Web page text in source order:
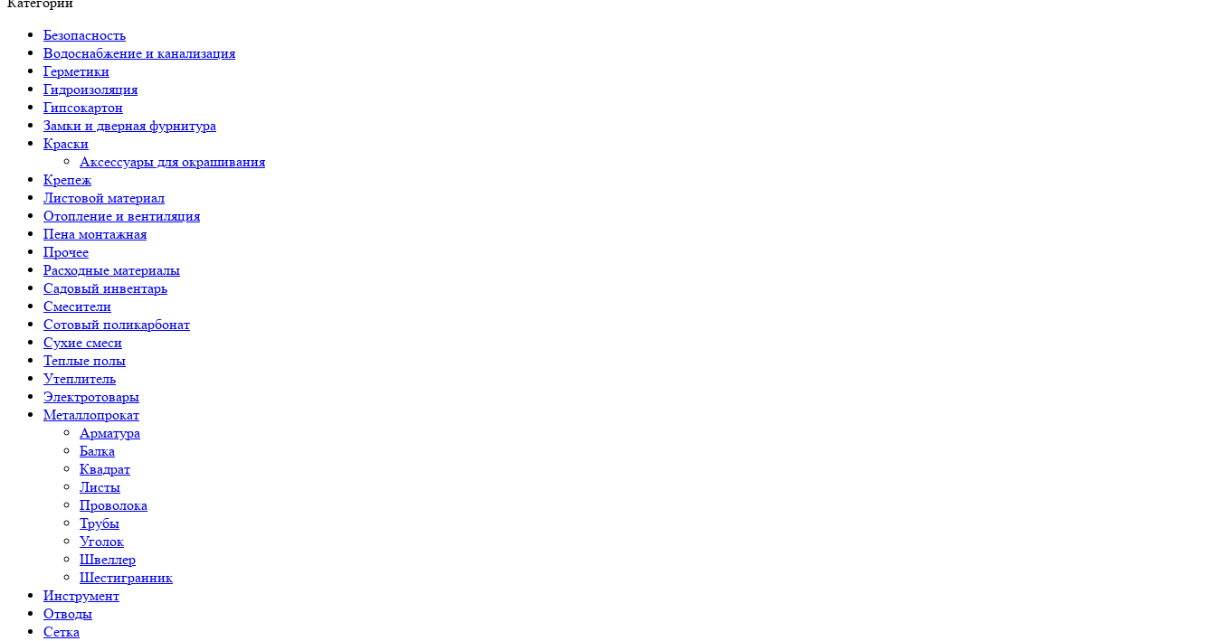
Безопасность
Водоснабжение и канализация
Герметики
Гидроизоляция
Гипсокартон
Замки и дверная фурнитура
Краски
Аксессуары для окрашивания
Крепеж
Листовой материал
Отопление и вентиляция
Пена монтажная
Прочее
Расходные материалы
Садовый инвентарь
Смесители
Сотовый поликарбонат
Сухие смеси
Теплые полы
Утеплитель
Электротовары
Металлопрокат
Арматура
Балка
Квадрат
Листы
Проволока
Трубы
Уголок
Швеллер
Шестигранник
Инструмент
Отводы
Сетка